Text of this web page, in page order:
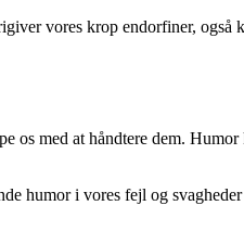
vores krop endorfiner, også
med at håndtere dem.
humor i vores fejl og